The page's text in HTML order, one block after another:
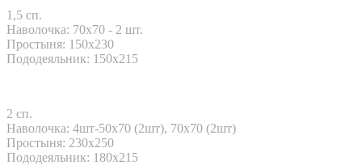
1,5 сп.
Наволочка: 70x70 - 2 шт.
Простыня: 150х230
Пододеяльник: 150х215
2 сп.
Наволочка: 4шт-50х70 (2шт), 70х70 (2шт)
Простыня: 230x250
Пододеяльник: 180х215